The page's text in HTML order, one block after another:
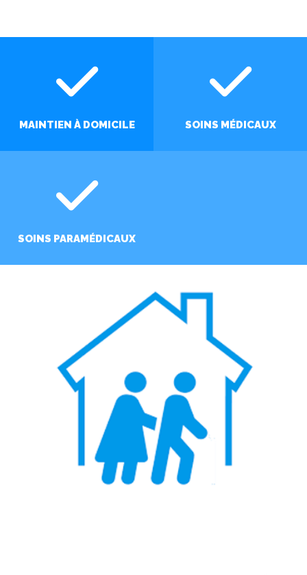
MAINTIEN À DOMICILE SOINS MÉDICAUX
SOINS PARAMÉDICAUX